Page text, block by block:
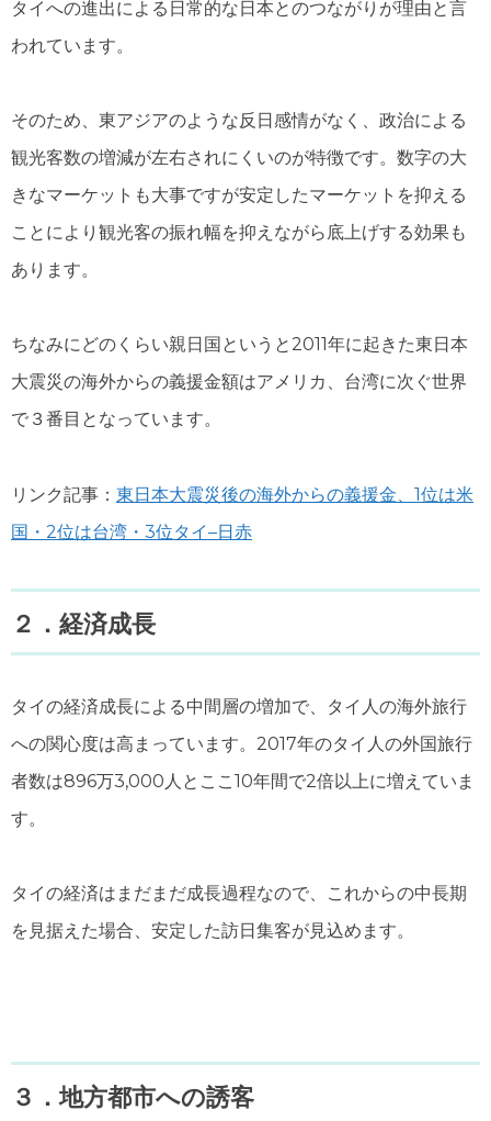
タイへの進出による日常的な日本とのつながりが理由と言
われています。
そのため、東アジアのような反日感情がなく、政治による
観光客数の増減が左右されにくいのが特徴です。数字の大
きなマーケットも大事ですが安定したマーケットを抑える
ことにより観光客の振れ幅を抑えながら底上げする効果も
あります。
ちなみにどのくらい親日国というと2011年に起きた東日本
大震災の海外からの義援金額はアメリカ、台湾に次ぐ世界
で３番目となっています。
リンク記事： 東日本大震災後の海外からの義援金、1位は米
国・2位は台湾・3位タイ–日赤
２．経済成長
タイの経済成長による中間層の増加で、タイ人の海外旅行
への関心度は高まっています。2017年のタイ人の外国旅行
者数は896万3,000人とここ10年間で2倍以上に増えていま
す。
タイの経済はまだまだ成長過程なので、これからの中長期
を見据えた場合、安定した訪日集客が見込めます。
３．地方都市への誘客